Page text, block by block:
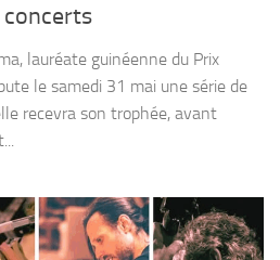
concerts
lauréate guinéenne du Prix
le samedi 31 mai une série de
recevra son trophée, avant